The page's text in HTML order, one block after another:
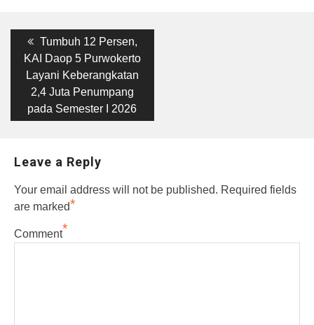
Post
navigation
Previous
post:
Tumbuh 12 Persen,
KAI Daop 5 Purwokerto
Layani Keberangkatan
2,4 Juta Penumpang
pada Semester I 2026
Leave a Reply
Your email address will not be published. Required fields
are marked*
Comment*